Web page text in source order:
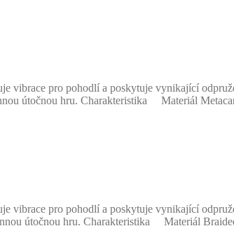
vibrace pro pohodlí a poskytuje vynikající
útočnou hru. Charakteristika Materiál
vibrace pro pohodlí a poskytuje vynikající
útočnou hru. Charakteristika Materiál